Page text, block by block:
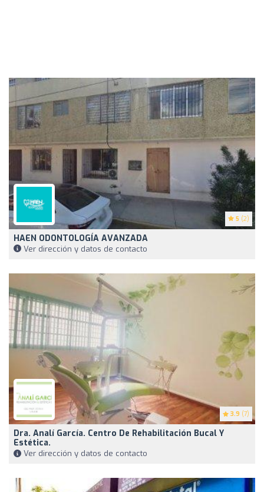
5 (2)
HAEN ODONTOLOGÍA AVANZADA
Ver dirección y datos de contacto
3.9 (7)
Dra. Analí García. Centro De Rehabilitación Bucal Y
Estética.
Ver dirección y datos de contacto